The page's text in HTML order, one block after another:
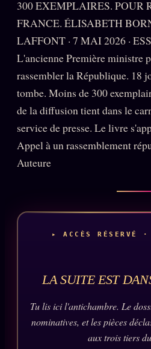
L'ORACLE Z/S
Oracle z/S
Oracle Analyse
24€
Oracle Éclair
Oracle Famille
Oracle Sigil Sonore
Oracle Anniversaire
Oracle Algorithme
Audit Social
300 EXEMPLAIRES. POUR
FRANCE. ÉLISABETH
LAFFONT · 7 MAI 2026 ·
L'ancienne Première ministre
rassembler la République. 18
tombe. Moins de 300
de la diffusion tient dans le
service de presse. Le livre
Appel à un rassemblement
Auteure
▸ ACCÈS RÉSERVÉ
LA SUITE EST
Tu lis ici l'antichambre. Le
nominatives, et les pièces
aux trois tiers